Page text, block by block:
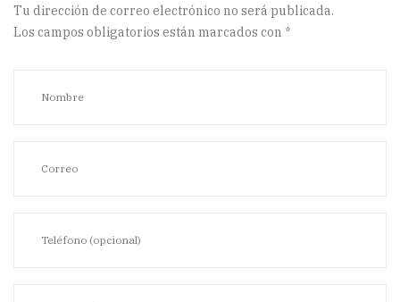
Tu dirección de correo electrónico no será publicada.
Los campos obligatorios están marcados con *